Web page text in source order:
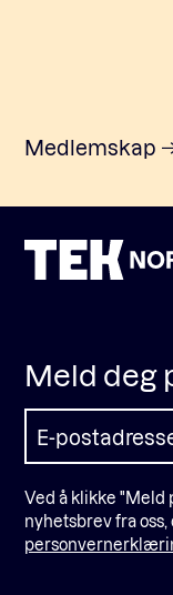
Medlemskap
Meld deg
Ved å klikke "Meld
nyhetsbrev fra oss,